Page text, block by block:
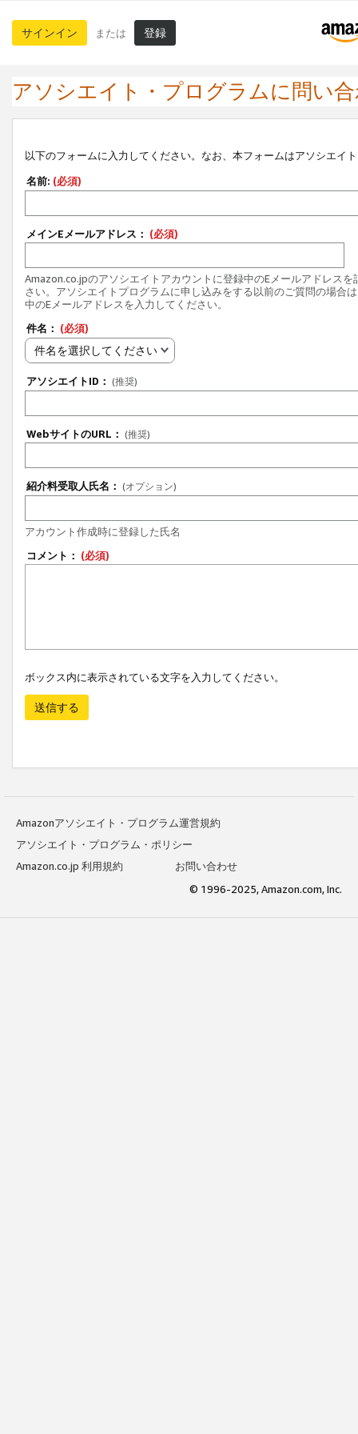
サインイン または 登録
アソシエイト・プログラムに問い
以下のフォームに入力してください。なお、本フォームはアソシエイ
名前: (必須)
メインEメールアドレス： (必須)
Amazon.co.jpのアソシエイトアカウントに登録中のEメールアドレスを
さい。アソシエイトプログラムに申し込みをする以前のご質問の場合
中のEメールアドレスを入力してください。
件名： (必須)
件名を選択してください
アソシエイトID： (推奨)
WebサイトのURL： (推奨)
紹介料受取人氏名： (オプション)
アカウント作成時に登録した氏名
コメント： (必須)
ボックス内に表示されている文字を入力してください。
送信する
Amazonアソシエイト・プログラム運営規約
アソシエイト・プログラム・ポリシー
Amazon.co.jp 利用規約
お問い合わせ
© 1996-2025, Amazon.com, Inc.